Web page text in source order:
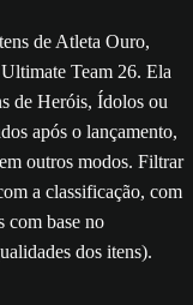
de Atleta Ouro,
Team 26. Ela
de Heróis, Ídolos ou
após o lançamento,
outros modos. Filtrar
a classificação, com
com base no
dos itens).